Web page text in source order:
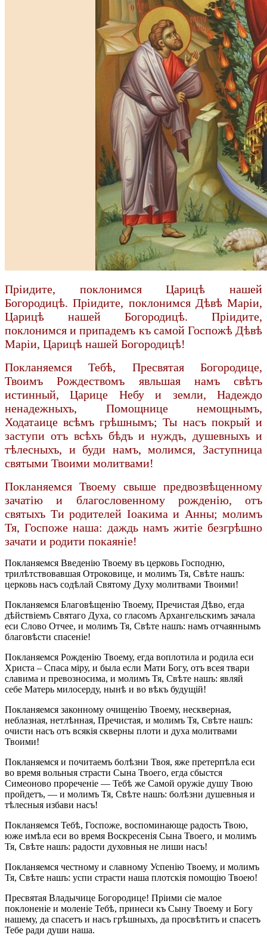
Пріидите, поклонимся Царицѣ нашей
Богородицѣ. Пріидите, поклонимся Дѣвѣ Маріи,
Царицѣ нашей Богородицѣ. Пріидите,
поклонимся и припадемъ къ самой Госпожѣ Дѣвѣ
Маріи, Царицѣ нашей Богородицѣ!
Покланяемся Тебѣ, Пресвятая Богородице,
Твоимъ Рождествомъ явльшая намъ свѣтъ
истинный, Царице Небу и земли, Надеждо
ненадежныхъ, Помощнице немощнымъ,
Ходатаице всѣмъ грѣшнымъ; Ты насъ покрый и
заступи отъ всѣхъ бѣдъ и нуждъ, душевныхъ и
тѣлесныхъ, и буди намъ, молимся, Заступница
святыми Твоими молитвами!
Покланяемся Твоему свыше предвозвѣщенному
зачатію и благословенному рожденію, отъ
святыхъ Ти родителей Іоакима и Анны; молимъ
Тя, Госпоже наша: даждь намъ житіе безгрѣшно
зачати и родити покаяніе!
Покланяемся Введенію Твоему въ церковь Господню,
трилѣтствовавшая Отроковице, и молимъ Тя, Свѣте нашъ:
церковь насъ содѣлай Святому Духу молитвами Твоими!
Покланяемся Благовѣщенію Твоему, Пречистая Дѣво, егда
дѣйствіемъ Святаго Духа, со гласомъ Архангельскимъ зачала
еси Слово Отчее, и молимъ Тя, Свѣте нашъ: намъ отчаяннымъ
благовѣсти спасеніе!
Покланяемся Рожденію Твоему, егда воплотила и родила еси
Христа – Спаса міру, и была если Мати Богу, отъ всея твари
славима и превозносима, и молимъ Тя, Свѣте нашъ: являй
себе Матерь милосерду, нынѣ и во вѣкъ будущій!
Покланяемся законному очищенію Твоему, нескверная,
неблазная, нетлѣнная, Пречистая, и молимъ Тя, Свѣте нашъ:
очисти насъ отъ всякія скверны плоти и духа молитвами
Твоими!
Покланяемся и почитаемъ болѣзни Твоя, яже претерпѣла еси
во время вольныя страсти Сына Твоего, егда сбыстся
Симеоново прореченіе — Тебѣ же Самой оружіе душу Твою
пройдетъ, — и молимъ Тя, Свѣте нашъ: болѣзни душевныя и
тѣлесныя избави насъ!
Покланяемся Тебѣ, Госпоже, воспоминающе радость Твою,
юже имѣла еси во время Воскресенія Сына Твоего, и молимъ
Тя, Свѣте нашъ: радости духовныя не лиши насъ!
Покланяемся честному и славному Успенію Твоему, и молимъ
Тя, Свѣте нашъ: успи страсти наша плотскія помощію Твоею!
Пресвятая Владычице Богородице! Пріими сіе малое
поклоненіе и моленіе Тебѣ, принеси къ Сыну Твоему и Богу
нашему, да спасетъ и насъ грѣшныхъ, да просвѣтитъ и спасетъ
Тебе ради души наша.